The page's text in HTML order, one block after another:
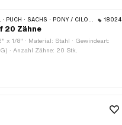
· SACHS · PONY / CILO (BETA 521 & 512) 18024
20 Zähne
x 1/8" · Material: Stahl · Gewindeart:
· Anzahl Zähne: 20 Stk.